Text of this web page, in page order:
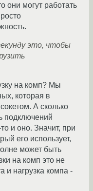
они могут работать
это, чтобы
на комп? Мы
которая в
А сколько
подключений
и оно. Значит, при
его использует,
может быть
на комп это не
и нагрузка компа -